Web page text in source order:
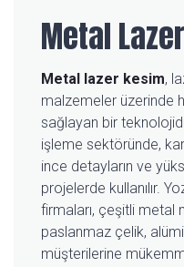
Metal
Metal lazer kesim,
malzemeler üzerinde
sağlayan bir
işleme sektöründe,
ince detayların ve
projelerde kullanılır.
firmaları, çeşitli metal
paslanmaz çelik,
müşterilerine